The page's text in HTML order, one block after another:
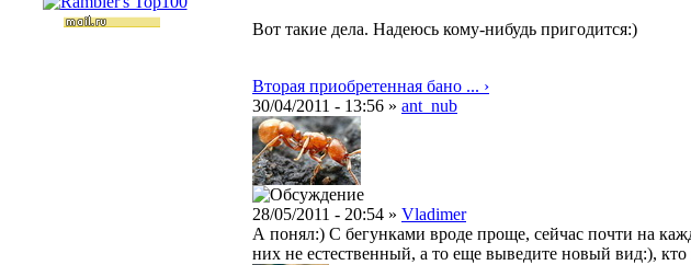
Вот такие дела. Надеюсь кому-нибудь пригодится:)
Вторая приобретенная бано ... ›
30/04/2011 - 13:56 » ant_nub
28/05/2011 - 20:54 » Vladimer
А понял:) С бегунками вроде проще, сейчас почти на
них не естественный, а то еще выведите новый вид:),